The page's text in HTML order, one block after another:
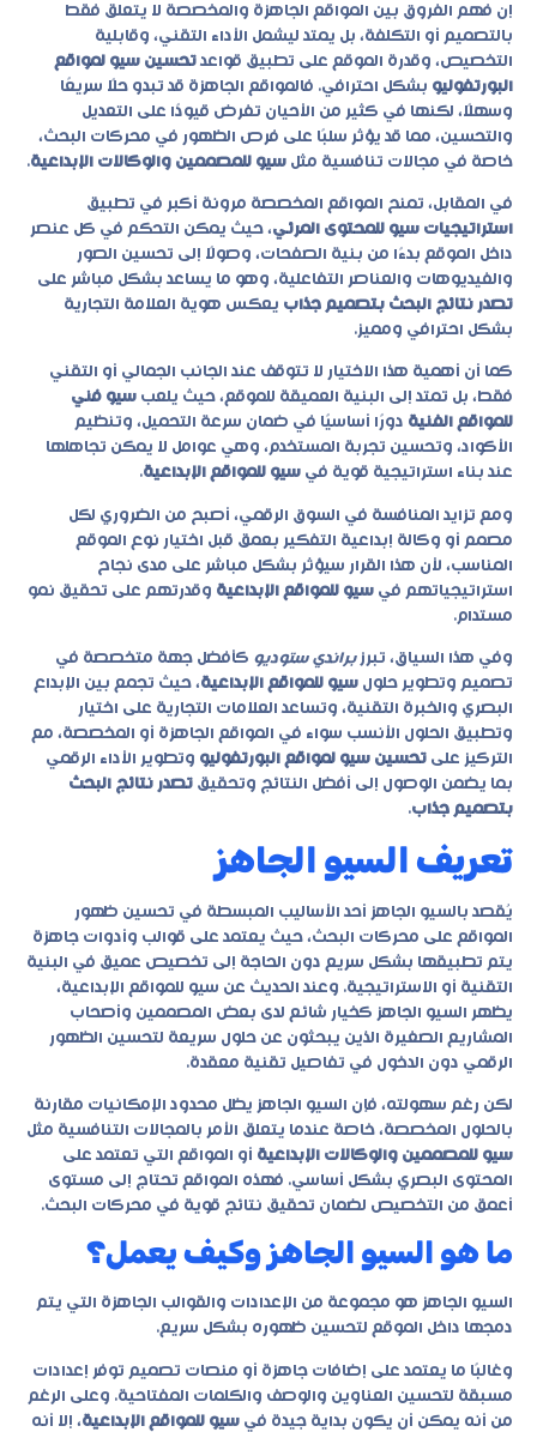
إن فهم الفروق بين المواقع الجاهزة والمخصصة لا يتعلق فقط
بالتصميم أو التكلفة، بل يمتد ليشمل الأداء التقني، وقابلية
التخصيص، وقدرة الموقع على تطبيق قواعد تحسين سيو لمواقع
البورتفوليو بشكل احترافي. فالمواقع الجاهزة قد تبدو حلًا سريعًا
وسهلًا، لكنها في كثير من الأحيان تفرض قيودًا على التعديل
والتحسين، مما قد يؤثر سلبًا على فرص الظهور في محركات البحث،
خاصة في مجالات تنافسية مثل سيو للمصممين والوكالات الإبداعية.
في المقابل، تمنح المواقع المخصصة مرونة أكبر في تطبيق
استراتيجيات سيو للمحتوى المرئي، حيث يمكن التحكم في كل عنصر
داخل الموقع بدءًا من بنية الصفحات، وصولًا إلى تحسين الصور
والفيديوهات والعناصر التفاعلية، وهو ما يساعد بشكل مباشر على
تصدر نتائج البحث بتصميم جذاب يعكس هوية العلامة التجارية
بشكل احترافي ومميز.
كما أن أهمية هذا الاختيار لا تتوقف عند الجانب الجمالي أو التقني
فقط، بل تمتد إلى البنية العميقة للموقع، حيث يلعب سيو فني
للمواقع الفنية دورًا أساسيًا في ضمان سرعة التحميل، وتنظيم
الأكواد، وتحسين تجربة المستخدم، وهي عوامل لا يمكن تجاهلها
عند بناء استراتيجية قوية في سيو للمواقع الإبداعية.
ومع تزايد المنافسة في السوق الرقمي، أصبح من الضروري لكل
مصمم أو وكالة إبداعية التفكير بعمق قبل اختيار نوع الموقع
المناسب، لأن هذا القرار سيؤثر بشكل مباشر على مدى نجاح
استراتيجياتهم في سيو للمواقع الإبداعية وقدرتهم على تحقيق نمو
مستدام.
وفي هذا السياق، تبرزبراندي ستوديو كأفضل جهة متخصصة في
تصميم وتطوير حلول سيو للمواقع الإبداعية، حيث تجمع بين الإبداع
البصري والخبرة التقنية، وتساعد العلامات التجارية على اختيار
وتطبيق الحلول الأنسب سواء في المواقع الجاهزة أو المخصصة، مع
التركيز على تحسين سيو لمواقع البورتفوليو وتطوير الأداء الرقمي
بما يضمن الوصول إلى أفضل النتائج وتحقيق تصدر نتائج البحث
بتصميم جذاب.
تعريف السيو الجاهز
يُقصد بالسيو الجاهز أحد الأساليب المبسطة في تحسين ظهور
المواقع على محركات البحث، حيث يعتمد على قوالب وأدوات جاهزة
يتم تطبيقها بشكل سريع دون الحاجة إلى تخصيص عميق في البنية
التقنية أو الاستراتيجية. وعند الحديث عن سيو للمواقع الإبداعية،
يظهر السيو الجاهز كخيار شائع لدى بعض المصممين وأصحاب
المشاريع الصغيرة الذين يبحثون عن حلول سريعة لتحسين الظهور
الرقمي دون الدخول في تفاصيل تقنية معقدة.
لكن رغم سهولته، فإن السيو الجاهز يظل محدود الإمكانيات مقارنة
بالحلول المخصصة، خاصة عندما يتعلق الأمر بالمجالات التنافسية مثل
سيو للمصممين والوكالات الإبداعية أو المواقع التي تعتمد على
المحتوى البصري بشكل أساسي. فهذه المواقع تحتاج إلى مستوى
أعمق من التخصيص لضمان تحقيق نتائج قوية في محركات البحث.
ما هو السيو الجاهز وكيف يعمل؟
السيو الجاهز هو مجموعة من الإعدادات والقوالب الجاهزة التي يتم
دمجها داخل الموقع لتحسين ظهوره بشكل سريع.
وغالبًا ما يعتمد على إضافات جاهزة أو منصات تصميم توفر إعدادات
مسبقة لتحسين العناوين والوصف والكلمات المفتاحية. وعلى الرغم
من أنه يمكن أن يكون بداية جيدة في سيو للمواقع الإبداعية، إلا أنه